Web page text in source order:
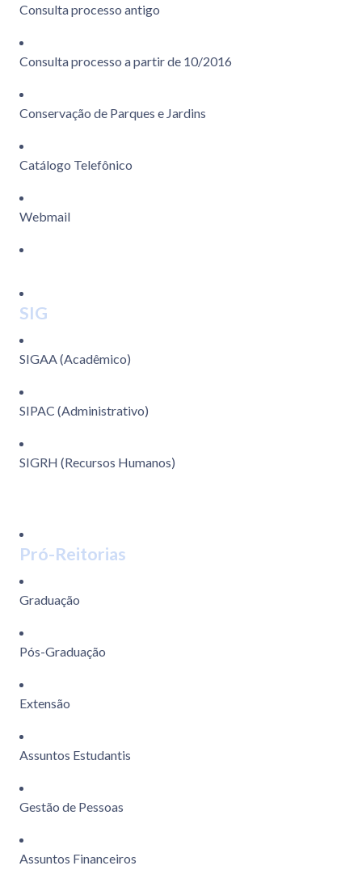
Consulta processo antigo
Consulta processo a partir de 10/2016
Conservação de Parques e Jardins
Catálogo Telefônico
Webmail
SIG
SIGAA (Acadêmico)
SIPAC (Administrativo)
SIGRH (Recursos Humanos)
Pró-Reitorias
Graduação
Pós-Graduação
Extensão
Assuntos Estudantis
Gestão de Pessoas
Assuntos Financeiros